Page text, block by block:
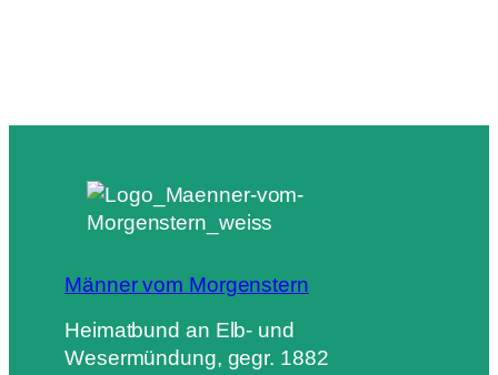
Männer vom Morgenstern
Heimatbund an Elb- und
Wesermündung, gegr. 1882